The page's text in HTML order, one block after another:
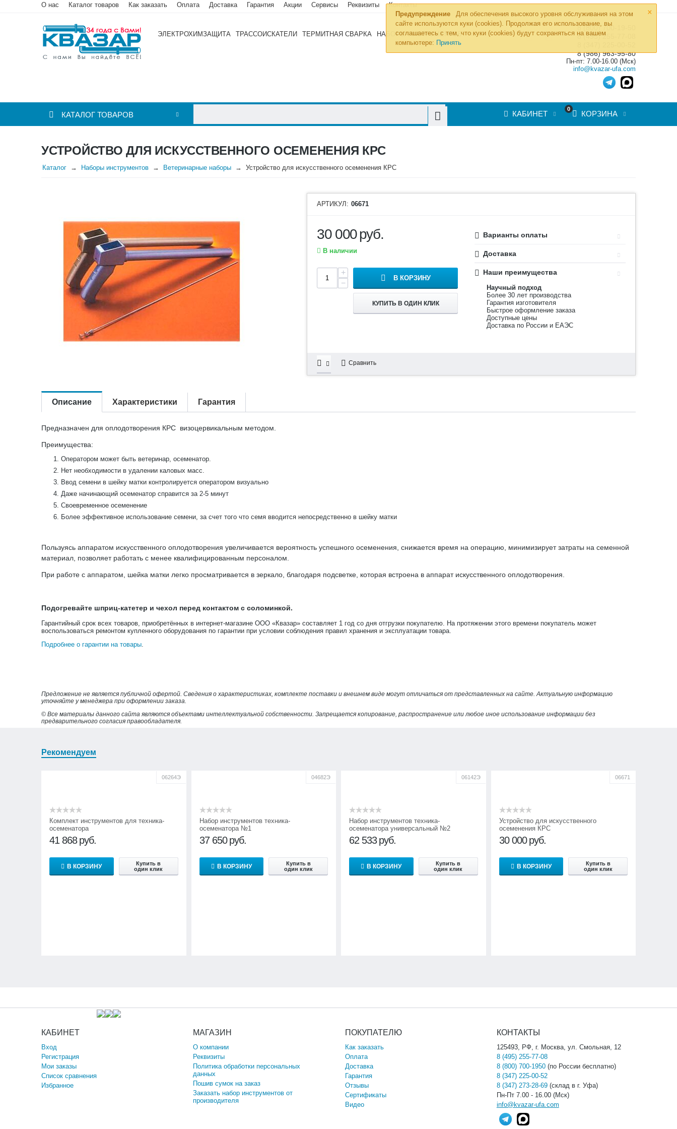
×
Предупреждение
Для обеспечения высокого уровня обслуживания на этом
сайте используются куки (cookies). Продолжая его использование, вы
соглашаетесь с тем, что куки (cookies) будут сохраняться на вашем
компьютере: Принять
О нас Каталог товаров Как заказать Оплата Доставка Гарантия Акции Сервисы Реквизиты Контакты
ЭЛЕКТРОХИМЗАЩИТА ТРАССОИСКАТЕЛИ ТЕРМИТНАЯ СВАРКА НАБОРЫ ИНСТРУМЕНТОВ »
8 (800) 700-19-50
8 (495) 255-77-08
8 (986) 963-95-80
Пн-пт: 7.00-16.00 (Мск)
info@kvazar-ufa.com
КАТАЛОГ ТОВАРОВ
0
КОРЗИНА
КАБИНЕТ
УСТРОЙСТВО ДЛЯ ИСКУССТВЕННОГО ОСЕМЕНЕНИЯ КРС
Каталог Наборы инструментов Ветеринарные наборы Устройство для искусственного осеменения КРС
АРТИКУЛ: 06671
30 000руб.
В наличии
+
−
В КОРЗИНУ
КУПИТЬ В ОДИН КЛИК
Варианты оплаты
Доставка
Наши преимущества
Научный подход
Более 30 лет производства
Гарантия изготовителя
Быстрое оформление заказа
Доступные цены
Доставка по России и ЕАЭС
Сравнить
Описание Характеристики Гарантия
Предназначен для оплодотворения КРС визоцервикальным методом.
Преимущества:
Оператором может быть ветеринар, осеменатор.
Нет необходимости в удалении каловых масс.
Ввод семени в шейку матки контролируется оператором визуально
Даже начинающий осеменатор справится за 2-5 минут
Своевременное осеменение
Более эффективное использование семени, за счет того что семя вводится непосредственно в шейку матки
Пользуясь аппаратом искусственного оплодотворения увеличивается вероятность успешного осеменения, снижается время на операцию, минимизирует затраты на семенной
материал, позволяет работать с менее квалифицированным персоналом.
При работе с аппаратом, шейка матки легко просматривается в зеркало, благодаря подсветке, которая встроена в аппарат искусственного оплодотворения.
Подогревайте шприц-катетер и чехол перед контактом с соломинкой.
Гарантийный срок всех товаров, приобретённых в интернет-магазине ООО «Квазар» составляет 1 год со дня отгрузки покупателю. На протяжении этого времени покупатель может
воспользоваться ремонтом купленного оборудования по гарантии при условии соблюдения правил хранения и эксплуатации товара.
Подробнее о гарантии на товары.
Предложение не является публичной офертой. Сведения о характеристиках, комплекте поставки и внешнем виде могут отличаться от представленных на сайте. Актуальную информацию
уточняйте у менеджера при оформлении заказа.
© Все материалы данного сайта являются объектами интеллектуальной собственности. Запрещается копирование, распространение или любое иное использование информации без
предварительного согласия правообладателя.
Рекомендуем
06264Э
Комплект инструментов для техника-
осеменатора
41 868 руб.
В КОРЗИНУ
Купить в
один клик
04682Э
Набор инструментов техника-
осеменатора №1
37 650 руб.
В КОРЗИНУ
Купить в
один клик
06142Э
Набор инструментов техника-
осеменатора универсальный №2
62 533 руб.
В КОРЗИНУ
Купить в
один клик
06671
Устройство для искусственного
осеменения КРС
30 000 руб.
В КОРЗИНУ
Купить в
один клик
КАБИНЕТ
Вход
Регистрация
Мои заказы
Список сравнения
Избранное
МАГАЗИН
О компании
Реквизиты
Политика обработки персональных
данных
Пошив сумок на заказ
Заказать набор инструментов от
производителя
ПОКУПАТЕЛЮ
Как заказать
Оплата
Доставка
Гарантия
Отзывы
Сертификаты
Видео
КОНТАКТЫ
125493, РФ, г. Москва, ул. Смольная, 12
8 (495) 255-77-08
8 (800) 700-1950(по России бесплатно)
8 (347) 225-00-52
8 (347) 273-28-69(склад в г. Уфа)
Пн-Пт 7.00 - 16.00 (Мск)
info@kvazar-ufa.com